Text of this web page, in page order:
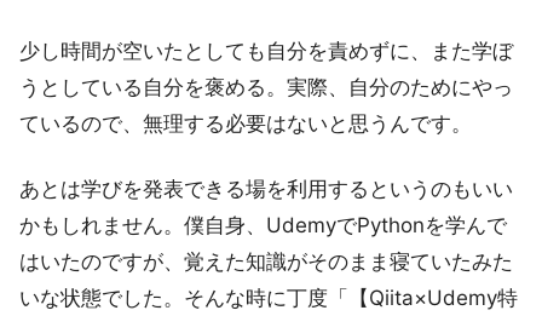
少し時間が空いたとしても自分を責めずに、また学ぼ
うとしている自分を褒める。実際、自分のためにやっ
ているので、無理する必要はないと思うんです。
あとは学びを発表できる場を利用するというのもいい
かもしれません。僕自身、UdemyでPythonを学んで
はいたのですが、覚えた知識がそのまま寝ていたみた
いな状態でした。そんな時に丁度「【Qiita×Udemy特